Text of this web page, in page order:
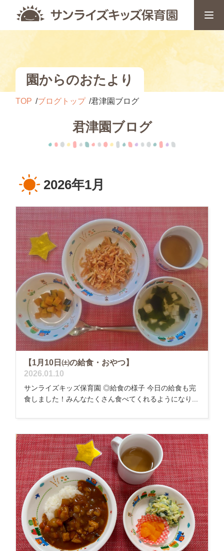
園からのおたより
TOP ブログトップ 君津園ブログ
君津園ブログ
2026年1月
【1月10日㈯の給食・おやつ】
2026.01.10
サンライズキッズ保育園 ◎給食の様子 今日の給食も完
食しました！みんなたくさん食べてくれるようになり...